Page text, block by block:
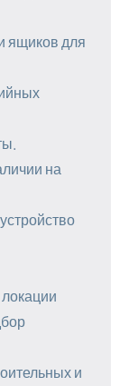
ящиков для
на
и